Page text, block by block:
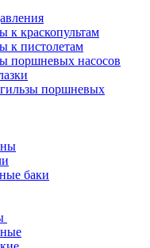
к краскопультам
к пистолетам
поршневых насосов
поршневых
баки